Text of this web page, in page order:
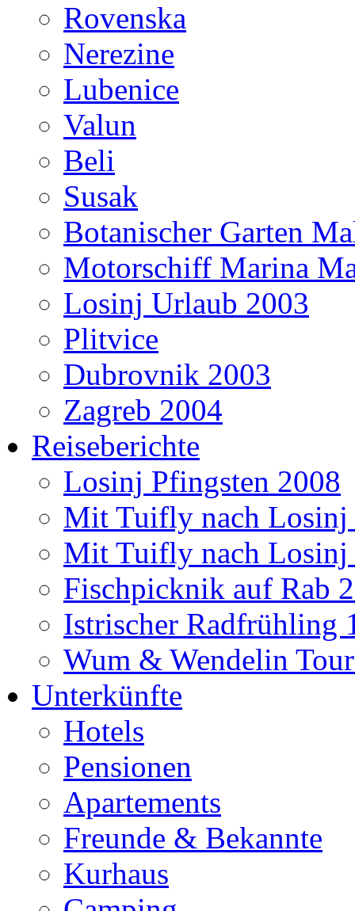
Rovenska
Nerezine
Lubenice
Valun
Beli
Susak
Botanischer Garten
Motorschiff Marina
Losinj Urlaub 2003
Plitvice
Dubrovnik 2003
Zagreb 2004
Reiseberichte
Losinj Pfingsten 2008
Mit Tuifly nach Losinj
Mit Tuifly nach Losinj
Fischpicknik auf Rab
Istrischer Radfrühling
Wum & Wendelin
Unterkünfte
Hotels
Pensionen
Apartements
Freunde & Bekannte
Kurhaus